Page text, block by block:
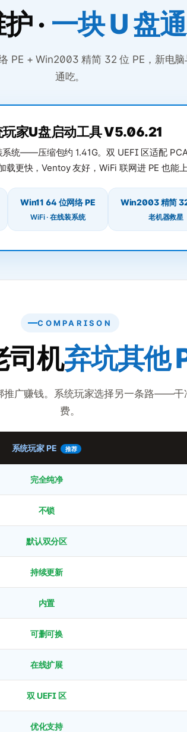
· 一块 U 盘
PE + Win2003 精简 32 位 PE，新电
通吃。
玩家U盘启动工具 V5.06.21
系统——压缩包约 1.41G。双 UEFI 区适配
载更快，Ventoy 友好，WiFi 联网进 PE 也能上
Win11 64 位网络 PE
WiFi · 在线装系统
Win2003 精简
老机器救星
COMPARISON
司机弃坑其他
推广赚钱。系统玩家选择另一条路——干
费。
系统玩家 PE
完全纯净
不锁
默认双分区
持续更新
内置
可删可换
在线扩展
双 UEFI 区
优化支持